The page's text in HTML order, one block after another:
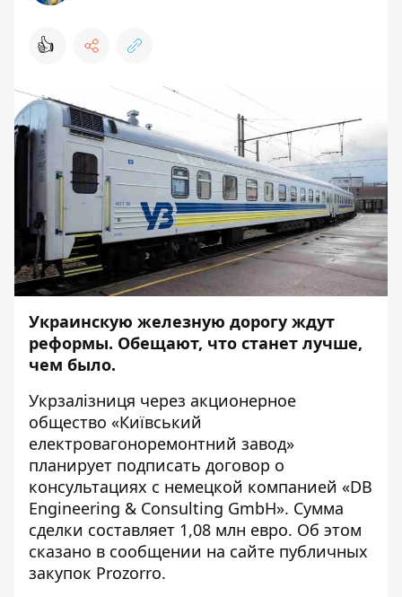
👍
Украинскую железную дорогу ждут
реформы. Обещают, что станет лучше,
чем было.
Укрзалізниця через акционерное
общество «Київський
електровагоноремонтний завод»
планирует подписать договор о
консультациях с немецкой компанией «DB
Engineering & Consulting GmbH». Сумма
сделки составляет 1,08 млн евро. Об этом
сказано в сообщении на сайте публичных
закупок Prozorro.